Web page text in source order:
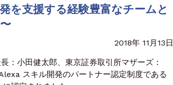
を支援する経験豊富なチームと
2018年 11月13日
：小田健太郎、東京証券取引所マザーズ：
スキル開発のパートナー認定制度である